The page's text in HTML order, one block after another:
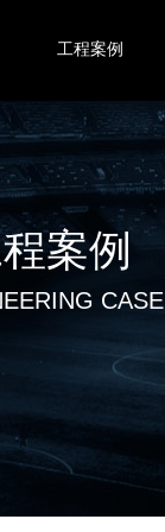
工程案例
案例
CASE